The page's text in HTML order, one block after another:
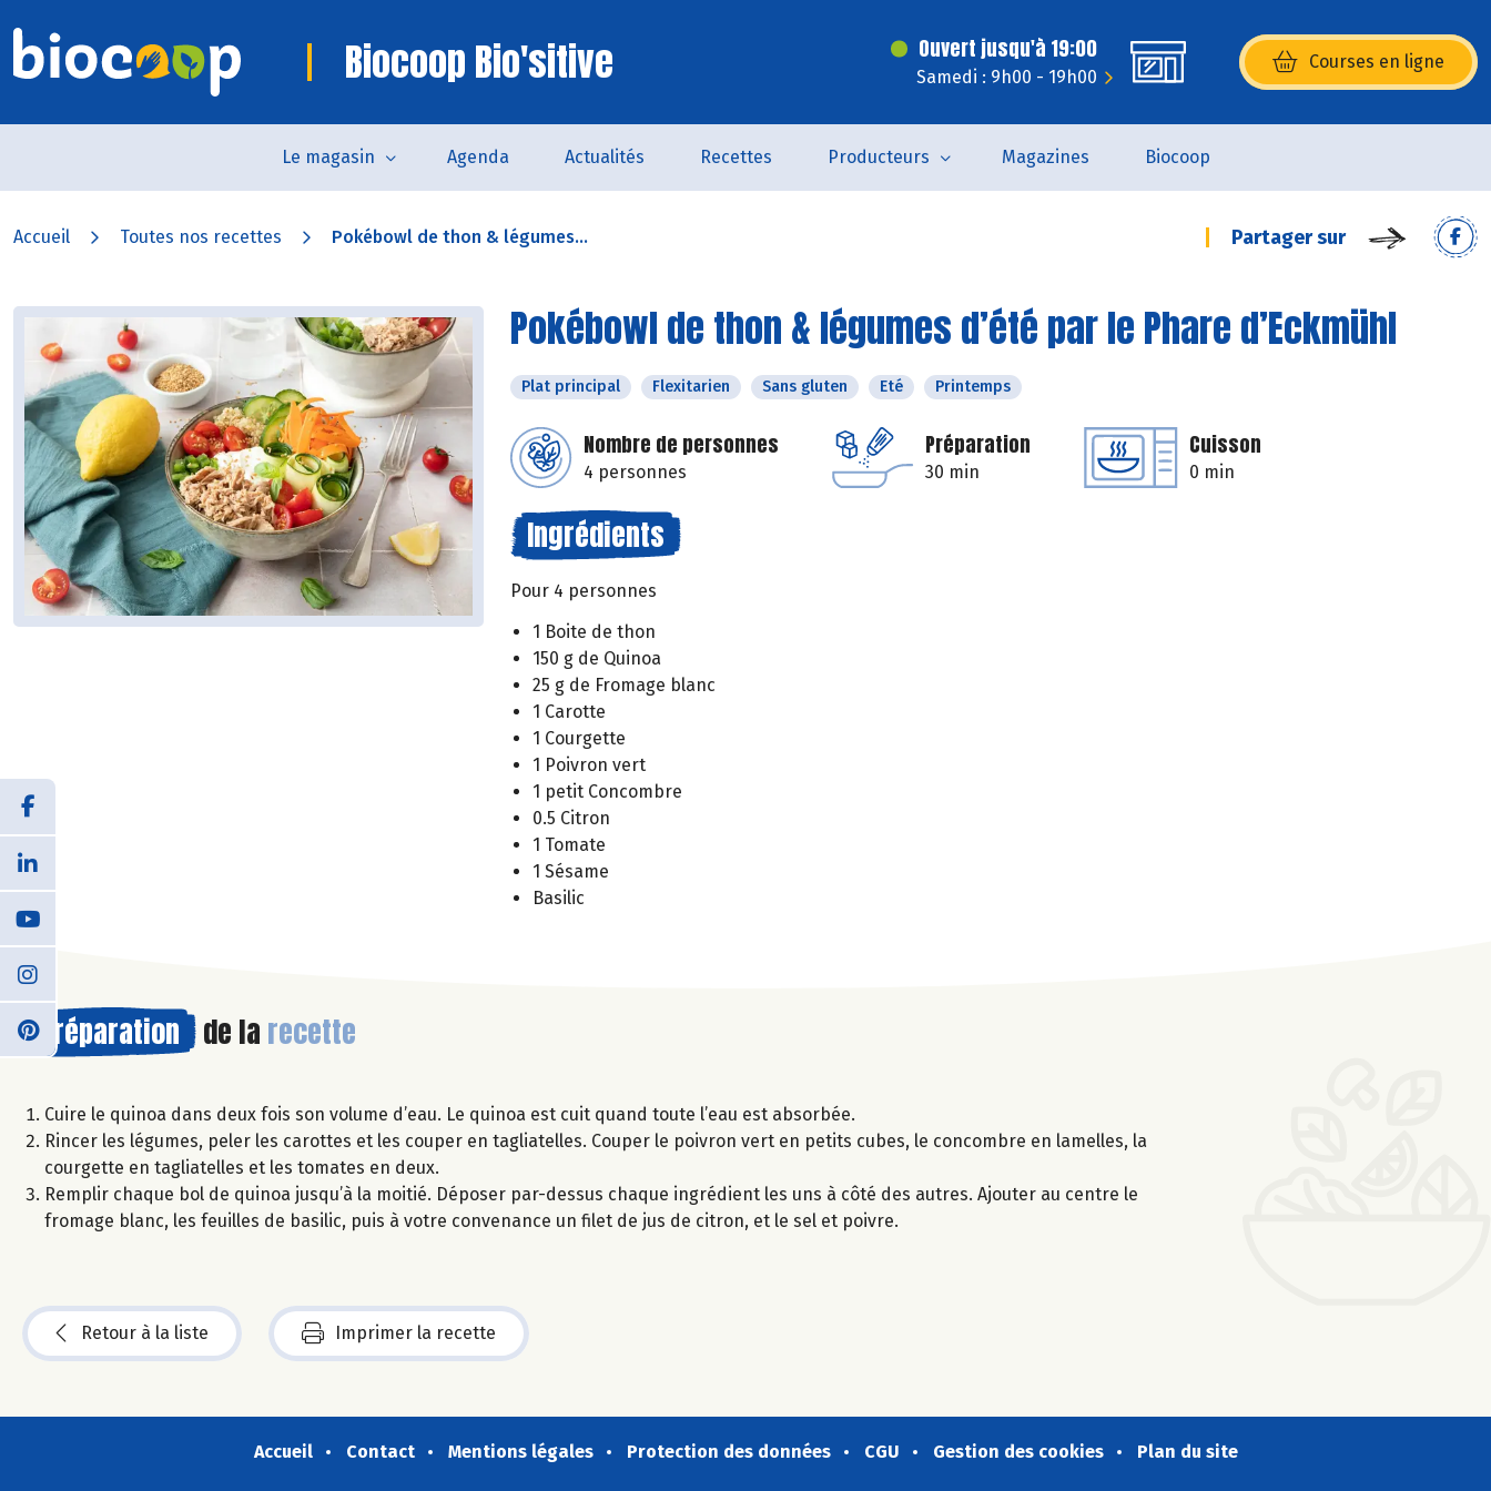
Biocoop Bio'sitive Ouvert jusqu'à 19:00
Samedi : 9h00 - 19h00
Courses en ligne
(s’ouvre dans une nouvelle
Le magasin Agenda Actualités Recettes Producteurs Magazines Biocoop
Accueil Toutes nos recettes Pokébowl de thon & légumes... Partager sur
Pokébowl de thon & légumes d’été par le Phare d’Eckmühl
Plat principal Flexitarien Sans gluten Eté Printemps
Nombre de personnes
4 personnes
Préparation
30 min
Cuisson
0 min
Ingrédients
Pour 4 personnes
1 Boite de thon
150 g de Quinoa
25 g de Fromage blanc
1 Carotte
1 Courgette
1 Poivron vert
1 petit Concombre
0.5 Citron
1 Tomate
1 Sésame
Basilic
Préparation de la recette
Cuire le quinoa dans deux fois son volume d’eau. Le quinoa est cuit quand toute l’eau est absorbée.
Rincer les légumes, peler les carottes et les couper en tagliatelles. Couper le poivron vert en petits cubes, le concombre en lamelles, la
courgette en tagliatelles et les tomates en deux.
Remplir chaque bol de quinoa jusqu’à la moitié. Déposer par-dessus chaque ingrédient les uns à côté des autres. Ajouter au centre le
fromage blanc, les feuilles de basilic, puis à votre convenance un filet de jus de citron, et le sel et poivre.
Retour à la liste Imprimer la recette
Accueil Contact Mentions légales Protection des données CGU Gestion des cookies Plan du site